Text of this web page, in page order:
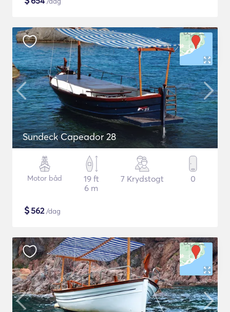
Sundeck Capeador 28
Motor båd
19 ft
6 m
7 Krydstogt 0
$562/dag